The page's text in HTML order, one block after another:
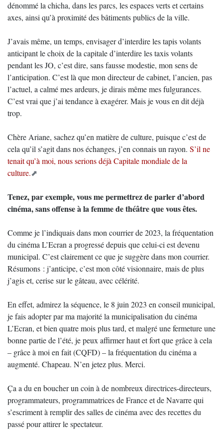
dénommé la chicha, dans les parcs, les espaces verts et certains
axes, ainsi qu’à proximité des bâtiments publics de la ville.
J’avais même, un temps, envisager d’interdire les tapis volants
anticipant le choix de la capitale d’interdire les taxis volants
pendant les JO, c’est dire, sans fausse modestie, mon sens de
l’anticipation. C’est là que mon directeur de cabinet, l’ancien, pas
l’actuel, a calmé mes ardeurs, je dirais même mes fulgurances.
C’est vrai que j’ai tendance à exagérer. Mais je vous en dit déjà
trop.
Chère Ariane, sachez qu’en matière de culture, puisque c’est de
cela qu’il s’agit dans nos échanges, j’en connais un rayon. S’il ne
tenait qu’à moi, nous serions déjà Capitale mondiale de la
culture.
Tenez, par exemple, vous me permettrez de parler d’abord
cinéma, sans offense à la femme de théâtre que vous êtes.
Comme je l’indiquais dans mon courrier de 2023, la fréquentation
du cinéma L’Ecran a progressé depuis que celui-ci est devenu
municipal. C’est clairement ce que je suggère dans mon courrier.
Résumons : j’anticipe, c’est mon côté visionnaire, mais de plus
j’agis et, cerise sur le gâteau, avec célérité.
En effet, admirez la séquence, le 8 juin 2023 en conseil municipal,
je fais adopter par ma majorité la municipalisation du cinéma
L’Ecran, et bien quatre mois plus tard, et malgré une fermeture une
bonne partie de l’été, je peux affirmer haut et fort que grâce à cela
– grâce à moi en fait (CQFD) – la fréquentation du cinéma a
augmenté. Chapeau. N’en jetez plus. Merci.
Ça a du en boucher un coin à de nombreux directrices-directeurs,
programmateurs, programmatrices de France et de Navarre qui
s’escriment à remplir des salles de cinéma avec des recettes du
passé pour attirer le spectateur.